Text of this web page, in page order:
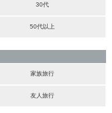
30代
50代以上
家族旅行
友人旅行